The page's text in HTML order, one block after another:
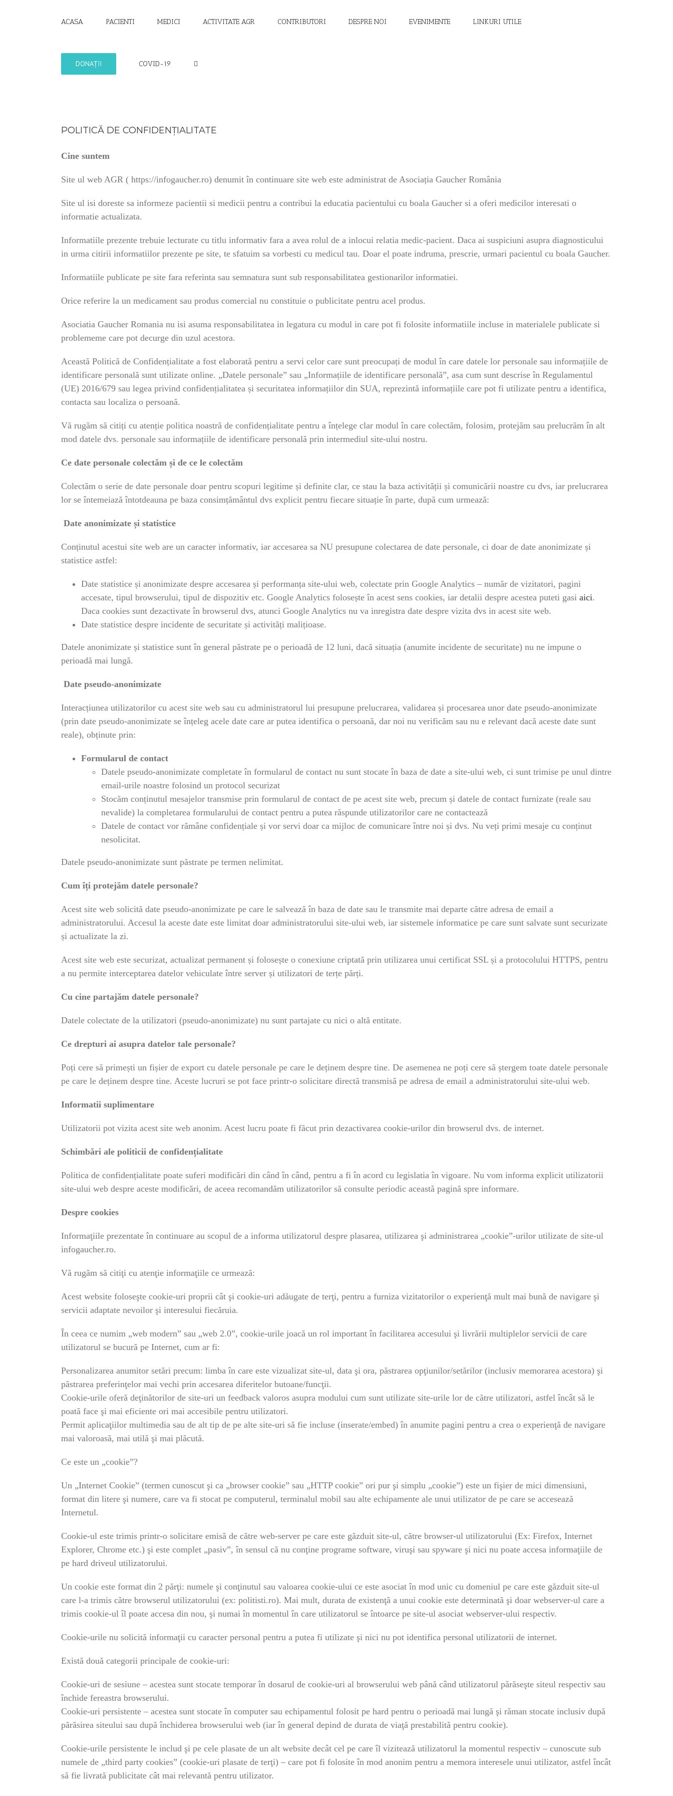
ACASA PACIENTI MEDICI ACTIVITATE AGR CONTRIBUTORI DESPRE NOI EVENIMENTE LINKURI UTILE
DONAȚII COVID-19
POLITICĂ DE CONFIDENȚIALITATE
Cine suntem
Site ul web AGR ( https://infogaucher.ro) denumit în continuare site web este administrat de Asociația Gaucher România
Site ul isi doreste sa informeze pacientii si medicii pentru a contribui la educatia pacientului cu boala Gaucher si a oferi medicilor interesati o
informatie actualizata.
Informatiile prezente trebuie lecturate cu titlu informativ fara a avea rolul de a inlocui relatia medic-pacient. Daca ai suspiciuni asupra diagnosticului
in urma citirii informatiilor prezente pe site, te sfatuim sa vorbesti cu medicul tau. Doar el poate indruma, prescrie, urmari pacientul cu boala Gaucher.
Informatiile publicate pe site fara referinta sau semnatura sunt sub responsabilitatea gestionarilor informatiei.
Orice referire la un medicament sau produs comercial nu constituie o publicitate pentru acel produs.
Asociatia Gaucher Romania nu isi asuma responsabilitatea in legatura cu modul in care pot fi folosite informatiile incluse in materialele publicate si
problememe care pot decurge din uzul acestora.
Această Politică de Confidențialitate a fost elaborată pentru a servi celor care sunt preocupați de modul în care datele lor personale sau informațiile de
identificare personală sunt utilizate online. „Datele personale” sau „Informațiile de identificare personală”, asa cum sunt descrise în Regulamentul
(UE) 2016/679 sau legea privind confidențialitatea și securitatea informațiilor din SUA, reprezintă informațiile care pot fi utilizate pentru a identifica,
contacta sau localiza o persoană.
Vă rugăm să citiți cu atenție politica noastră de confidențialitate pentru a înțelege clar modul în care colectăm, folosim, protejăm sau prelucrăm în alt
mod datele dvs. personale sau informațiile de identificare personală prin intermediul site-ului nostru.
Ce date personale colectăm și de ce le colectăm
Colectăm o serie de date personale doar pentru scopuri legitime și definite clar, ce stau la baza activității și comunicării noastre cu dvs, iar prelucrarea
lor se întemeiază întotdeauna pe baza consimțământul dvs explicit pentru fiecare situație în parte, după cum urmează:
Date anonimizate și statistice
Conținutul acestui site web are un caracter informativ, iar accesarea sa NU presupune colectarea de date personale, ci doar de date anonimizate și
statistice astfel:
Date statistice și anonimizate despre accesarea și performanța site-ului web, colectate prin Google Analytics – număr de vizitatori, pagini
accesate, tipul browserului, tipul de dispozitiv etc. Google Analytics folosește în acest sens cookies, iar detalii despre acestea puteti gasi aici.
Daca cookies sunt dezactivate în browserul dvs, atunci Google Analytics nu va inregistra date despre vizita dvs in acest site web.
Date statistice despre incidente de securitate și activități malițioase.
Datele anonimizate și statistice sunt în general păstrate pe o perioadă de 12 luni, dacă situația (anumite incidente de securitate) nu ne impune o
perioadă mai lungă.
Date pseudo-anonimizate
Interacțiunea utilizatorilor cu acest site web sau cu administratorul lui presupune prelucrarea, validarea și procesarea unor date pseudo-anonimizate
(prin date pseudo-anonimizate se înțeleg acele date care ar putea identifica o persoană, dar noi nu verificăm sau nu e relevant dacă aceste date sunt
reale), obținute prin:
Formularul de contact
Datele pseudo-anonimizate completate în formularul de contact nu sunt stocate în baza de date a site-ului web, ci sunt trimise pe unul dintre
email-urile noastre folosind un protocol securizat
Stocăm conținutul mesajelor transmise prin formularul de contact de pe acest site web, precum și datele de contact furnizate (reale sau
nevalide) la completarea formularului de contact pentru a putea răspunde utilizatorilor care ne contactează
Datele de contact vor rămâne confidențiale și vor servi doar ca mijloc de comunicare între noi și dvs. Nu veți primi mesaje cu conținut
nesolicitat.
Datele pseudo-anonimizate sunt păstrate pe termen nelimitat.
Cum îți protejăm datele personale?
Acest site web solicită date pseudo-anonimizate pe care le salvează în baza de date sau le transmite mai departe către adresa de email a
administratorului. Accesul la aceste date este limitat doar administratorului site-ului web, iar sistemele informatice pe care sunt salvate sunt securizate
și actualizate la zi.
Acest site web este securizat, actualizat permanent și folosește o conexiune criptată prin utilizarea unui certificat SSL și a protocolului HTTPS, pentru
a nu permite interceptarea datelor vehiculate între server și utilizatori de terțe părți.
Cu cine partajăm datele personale?
Datele colectate de la utilizatori (pseudo-anonimizate) nu sunt partajate cu nici o altă entitate.
Ce drepturi ai asupra datelor tale personale?
Poți cere să primești un fișier de export cu datele personale pe care le deținem despre tine. De asemenea ne poți cere să ștergem toate datele personale
pe care le deținem despre tine. Aceste lucruri se pot face printr-o solicitare directă transmisă pe adresa de email a administratorului site-ului web.
Informatii suplimentare
Utilizatorii pot vizita acest site web anonim. Acest lucru poate fi făcut prin dezactivarea cookie-urilor din browserul dvs. de internet.
Schimbări ale politicii de confidențialitate
Politica de confidențialitate poate suferi modificări din când în când, pentru a fi în acord cu legislatia în vigoare. Nu vom informa explicit utilizatorii
site-ului web despre aceste modificări, de aceea recomandăm utilizatorilor să consulte periodic această pagină spre informare.
Despre cookies
Informaţiile prezentate în continuare au scopul de a informa utilizatorul despre plasarea, utilizarea şi administrarea „cookie”-urilor utilizate de site-ul
infogaucher.ro.
Vă rugăm să citiţi cu atenţie informaţiile ce urmează:
Acest website foloseşte cookie-uri proprii cât şi cookie-uri adăugate de terţi, pentru a furniza vizitatorilor o experienţă mult mai bună de navigare şi
servicii adaptate nevoilor şi interesului fiecăruia.
În ceea ce numim „web modern” sau „web 2.0”, cookie-urile joacă un rol important în facilitarea accesului şi livrării multiplelor servicii de care
utilizatorul se bucură pe Internet, cum ar fi:
Personalizarea anumitor setări precum: limba în care este vizualizat site-ul, data şi ora, păstrarea opţiunilor/setărilor (inclusiv memorarea acestora) şi
păstrarea preferinţelor mai vechi prin accesarea diferitelor butoane/funcţii.
Cookie-urile oferă deţinătorilor de site-uri un feedback valoros asupra modului cum sunt utilizate site-urile lor de către utilizatori, astfel încât să le
poată face şi mai eficiente ori mai accesibile pentru utilizatori.
Permit aplicaţiilor multimedia sau de alt tip de pe alte site-uri să fie incluse (inserate/embed) în anumite pagini pentru a crea o experienţă de navigare
mai valoroasă, mai utilă şi mai plăcută.
Ce este un „cookie”?
Un „Internet Cookie” (termen cunoscut şi ca „browser cookie” sau „HTTP cookie” ori pur şi simplu „cookie”) este un fişier de mici dimensiuni,
format din litere şi numere, care va fi stocat pe computerul, terminalul mobil sau alte echipamente ale unui utilizator de pe care se accesează
Internetul.
Cookie-ul este trimis printr-o solicitare emisă de către web-server pe care este găzduit site-ul, către browser-ul utilizatorului (Ex: Firefox, Internet
Explorer, Chrome etc.) şi este complet „pasiv”, în sensul că nu conţine programe software, viruşi sau spyware şi nici nu poate accesa informaţiile de
pe hard driveul utilizatorului.
Un cookie este format din 2 părţi: numele şi conţinutul sau valoarea cookie-ului ce este asociat în mod unic cu domeniul pe care este găzduit site-ul
care l-a trimis către browserul utilizatorului (ex: politisti.ro). Mai mult, durata de existenţă a unui cookie este determinată şi doar webserver-ul care a
trimis cookie-ul îl poate accesa din nou, şi numai în momentul în care utilizatorul se întoarce pe site-ul asociat webserver-ului respectiv.
Cookie-urile nu solicită informaţii cu caracter personal pentru a putea fi utilizate şi nici nu pot identifica personal utilizatorii de internet.
Există două categorii principale de cookie-uri:
Cookie-uri de sesiune – acestea sunt stocate temporar în dosarul de cookie-uri al browserului web până când utilizatorul părăseşte siteul respectiv sau
închide fereastra browserului.
Cookie-uri persistente – acestea sunt stocate în computer sau echipamentul folosit pe hard pentru o perioadă mai lungă şi răman stocate inclusiv după
părăsirea siteului sau după închiderea browserului web (iar în general depind de durata de viaţă prestabilită pentru cookie).
Cookie-urile persistente le includ şi pe cele plasate de un alt website decât cel pe care îl vizitează utilizatorul la momentul respectiv – cunoscute sub
numele de „third party cookies” (cookie-uri plasate de terţi) – care pot fi folosite în mod anonim pentru a memora interesele unui utilizator, astfel încât
să fie livrată publicitate cât mai relevantă pentru utilizator.